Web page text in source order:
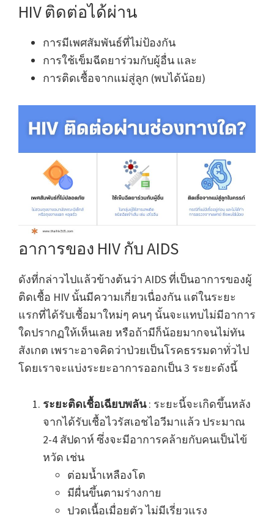
HIV ติดต่อได้ผ่าน
การมีเพศสัมพันธ์ที่ไม่ป้องกัน
การใช้เข็มฉีดยาร่วมกับผู้อื่น และ
การติดเชื้อจากแม่สู่ลูก (พบได้น้อย)
อาการของ HIV กับ AIDS
ดังที่กล่าวไปแล้วข้างต้นว่า AIDS ที่เป็นอาการของผู้
ติดเชื้อ HIV นั้นมีความเกี่ยวเนื่องกัน แต่ในระยะ
แรกที่ได้รับเชื้อมาใหม่ๆ คนๆ นั้นจะแทบไม่มีอาการ
ใดปรากฏให้เห็นเลย หรือถ้ามีก็น้อยมากจนไม่ทัน
สังเกต เพราะอาจคิดว่าป่วยเป็นโรคธรรมดาทั่วไป
โดยเราจะแบ่งระยะอาการออกเป็น 3 ระยะดังนี้
ระยะติดเชื้อเฉียบพลัน: ระยะนี้จะเกิดขึ้นหลัง
จากได้รับเชื้อไวรัสเอชไอวีมาแล้ว ประมาณ
2-4 สัปดาห์ ซึ่งจะมีอาการคล้ายกับคนเป็นไข้
หวัด เช่น
ต่อมน้ำเหลืองโต
มีผื่นขึ้นตามร่างกาย
ปวดเนื้อเมื่อยตัว ไม่มีเรี่ยวแรง